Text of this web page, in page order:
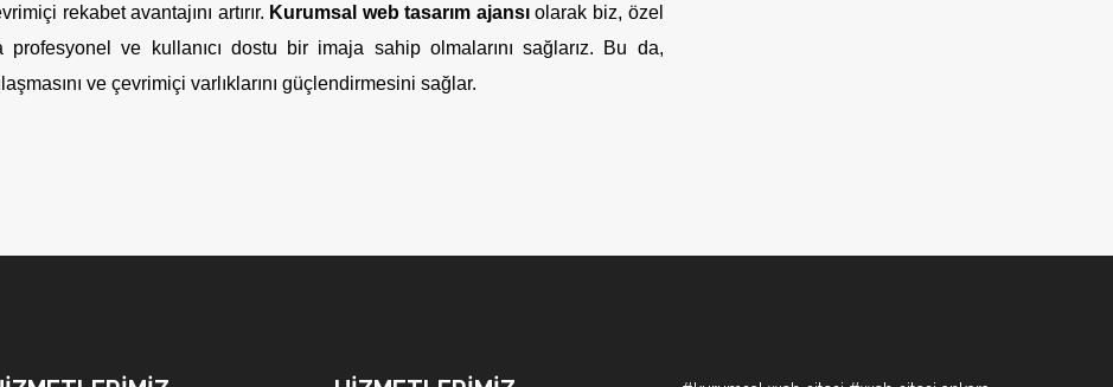
rekabet avantajını artırır. Kurumsal web tasarım ajansıolarak biz, özel
profesyonel ve kullanıcı dostu bir imaja sahip olmalarını sağlarız. Bu da,
ve çevrimiçi varlıklarını güçlendirmesini sağlar.